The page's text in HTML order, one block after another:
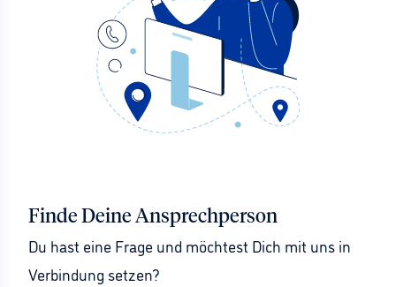
Finde Deine Ansprechperson
Du hast eine Frage und möchtest Dich mit uns in
Verbindung setzen?